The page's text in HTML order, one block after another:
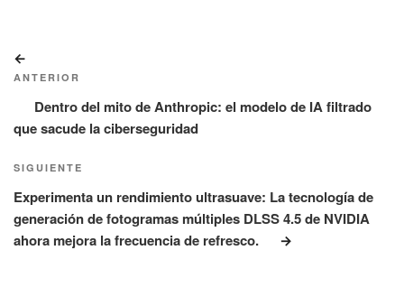
de
entradas
anterior:
ANTERIOR
Dentro del mito de Anthropic: el modelo de IA filtrado
que sacude la ciberseguridad
Siguiente
entrada
SIGUIENTE
Experimenta un rendimiento ultrasuave: La tecnología de
generación de fotogramas múltiples DLSS 4.5 de NVIDIA
ahora mejora la frecuencia de refresco.